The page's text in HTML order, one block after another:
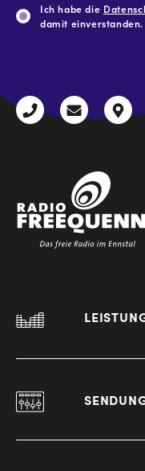
Ich habe die
damit einverstanden.
+43